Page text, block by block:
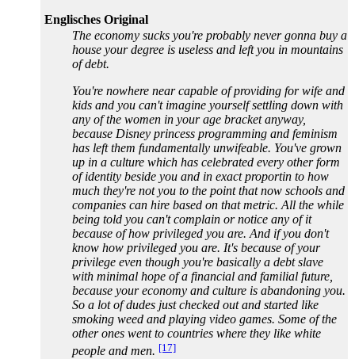
Englisches Original
The economy sucks you're probably never gonna buy a
house your degree is useless and left you in mountains
of debt.
You're nowhere near capable of providing for wife and
kids and you can't imagine yourself settling down with
any of the women in your age bracket anyway,
because Disney princess programming and feminism
has left them fundamentally unwifeable. You've grown
up in a culture which has celebrated every other form
of identity beside you and in exact proportin to how
much they're not you to the point that now schools and
companies can hire based on that metric. All the while
being told you can't complain or notice any of it
because of how privileged you are. And if you don't
know how privileged you are. It's because of your
privilege even though you're basically a debt slave
with minimal hope of a financial and familial future,
because your economy and culture is abandoning you.
So a lot of dudes just checked out and started like
smoking weed and playing video games. Some of the
other ones went to countries where they like white
people and men. [17]